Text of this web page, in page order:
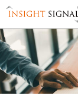
Insight Signal